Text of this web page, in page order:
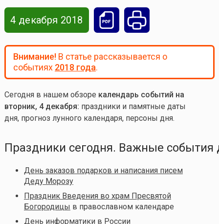
4 декабря 2018
Внимание!В статье рассказывается о
событиях 2018 года.
Сегодня в нашем обзоре календарь событий на
вторник, 4 декабря: праздники и памятные даты
дня, прогноз лунного календаря, персоны дня.
Праздники сегодня. Важные события
День заказов подарков и написания писем
Деду Морозу
Праздник Введения во храм Пресвятой
Богородицы в православном календаре
День информатики в России